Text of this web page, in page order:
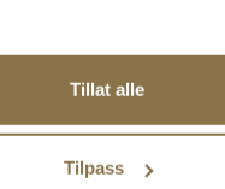
Tillat alle
Tilpass
sneakers til dame, logo